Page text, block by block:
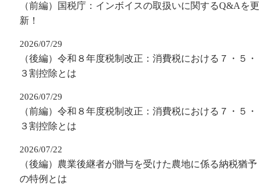
（前編）国税庁：インボイスの取扱いに関するQ&Aを更
新！
2026/07/29
（後編）令和８年度税制改正：消費税における７・５・
３割控除とは
2026/07/29
（前編）令和８年度税制改正：消費税における７・５・
３割控除とは
2026/07/22
（後編）農業後継者が贈与を受けた農地に係る納税猶予
の特例とは